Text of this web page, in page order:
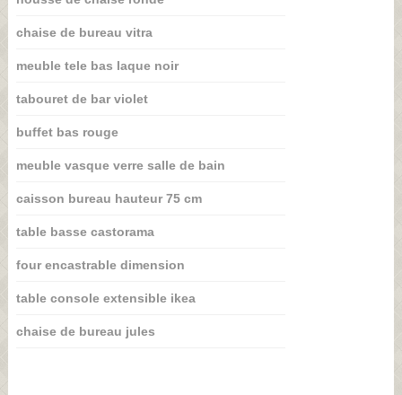
chaise de bureau vitra
meuble tele bas laque noir
tabouret de bar violet
buffet bas rouge
meuble vasque verre salle de bain
caisson bureau hauteur 75 cm
table basse castorama
four encastrable dimension
table console extensible ikea
chaise de bureau jules